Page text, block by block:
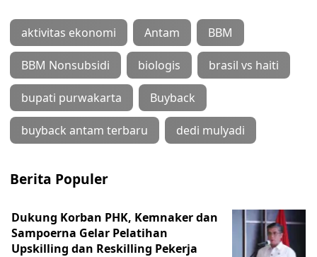
aktivitas ekonomi Antam BBM
BBM Nonsubsidi biologis brasil vs haiti
bupati purwakarta Buyback
buyback antam terbaru dedi mulyadi
Berita Populer
Dukung Korban PHK, Kemnaker dan
Sampoerna Gelar Pelatihan
Upskilling dan Reskilling Pekerja